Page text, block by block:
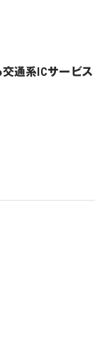
通系ICサービス